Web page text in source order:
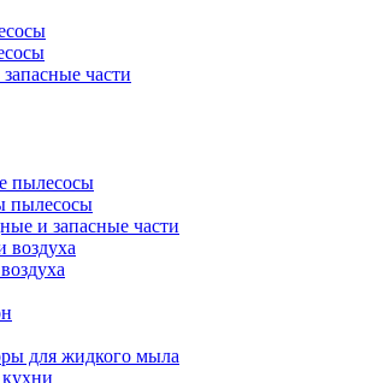
части
пылесосы
пылесосы
и запасные части
воздуха
для жидкого мыла